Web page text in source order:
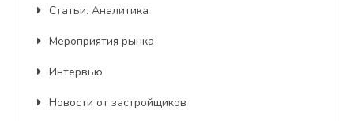
Статьи. Аналитика
Мероприятия рынка
Интервью
Новости от застройщиков